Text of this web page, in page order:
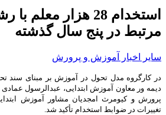
استخدام 28 هزار
مرتبط در پنج سال گذشته
سایر اخبار آموزش و پرورش
در کارگروه مدل تحول در آموزش بر مبنای سند
دیمه ور معاون آموزش ابتدایی، عبدالرسول
پرورش و کیومرث امجدیان مشاور آموزش
تغییرات در ضوابط استخدام تأکید شد.